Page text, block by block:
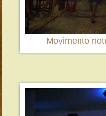
Movimento